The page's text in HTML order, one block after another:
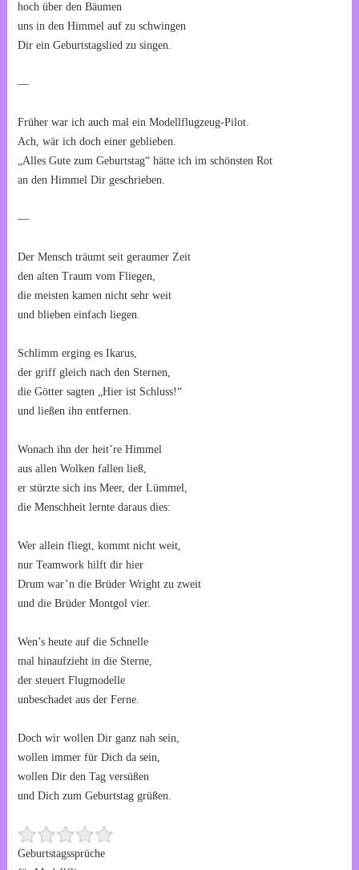
hoch über den Bäumen
uns in den Himmel auf zu schwingen
Dir ein Geburtstagslied zu singen.
—
Früher war ich auch mal ein Modellflugzeug-Pilot.
Ach, wär ich doch einer geblieben.
„Alles Gute zum Geburtstag“ hätte ich im schönsten Rot
an den Himmel Dir geschrieben.
—
Der Mensch träumt seit geraumer Zeit
den alten Traum vom Fliegen,
die meisten kamen nicht sehr weit
und blieben einfach liegen.
Schlimm erging es Ikarus,
der griff gleich nach den Sternen,
die Götter sagten „Hier ist Schluss!“
und ließen ihn entfernen.
Wonach ihn der heit’re Himmel
aus allen Wolken fallen ließ,
er stürzte sich ins Meer, der Lümmel,
die Menschheit lernte daraus dies:
Wer allein fliegt, kommt nicht weit,
nur Teamwork hilft dir hier
Drum war’n die Brüder Wright zu zweit
und die Brüder Montgol vier.
Wen’s heute auf die Schnelle
mal hinaufzieht in die Sterne,
der steuert Flugmodelle
unbeschadet aus der Ferne.
Doch wir wollen Dir ganz nah sein,
wollen immer für Dich da sein,
wollen Dir den Tag versüßen
und Dich zum Geburtstag grüßen.
Geburtstagssprüche